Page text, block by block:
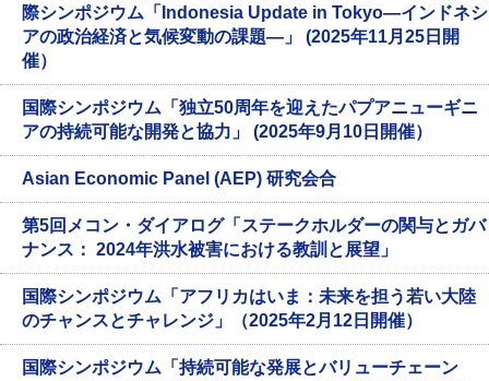
際シンポジウム「Indonesia Update in Tokyo―インドネシ
アの政治経済と気候変動の課題―」 (2025年11月25日開
催）
国際シンポジウム「独立50周年を迎えたパプアニューギニ
アの持続可能な開発と協力」 (2025年9月10日開催）
Asian Economic Panel (AEP) 研究会合
第5回メコン・ダイアログ「ステークホルダーの関与とガバ
ナンス： 2024年洪水被害における教訓と展望」
国際シンポジウム「アフリカはいま：未来を担う若い大陸
のチャンスとチャレンジ」（2025年2月12日開催）
国際シンポジウム「持続可能な発展とバリューチェーン